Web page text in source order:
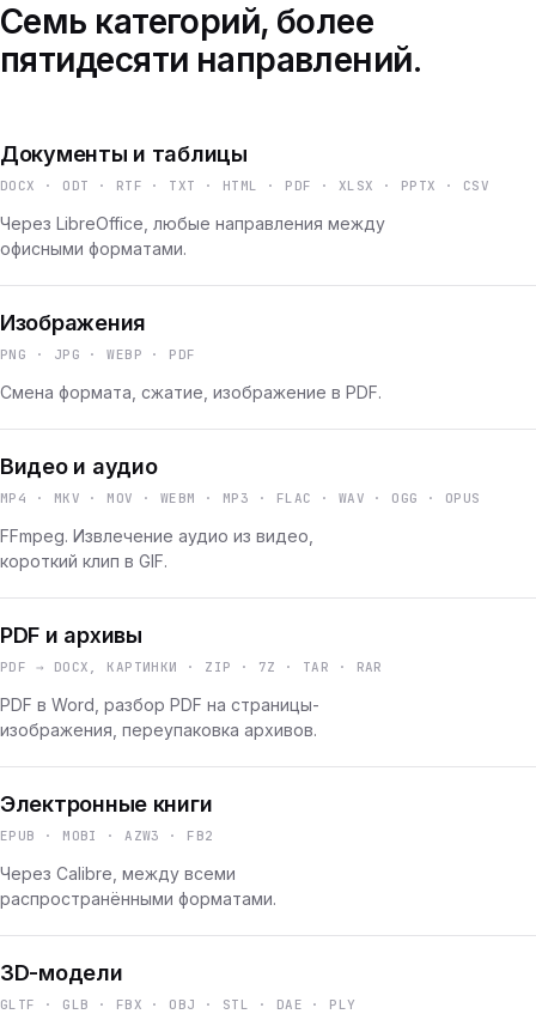
Семь категорий, более
пятидесяти направлений.
Документы и таблицы
DOCX · ODT · RTF · TXT · HTML · PDF · XLSX · PPTX · CSV
Через LibreOffice, любые направления между
офисными форматами.
Изображения
PNG · JPG · WEBP · PDF
Смена формата, сжатие, изображение в PDF.
Видео и аудио
MP4 · MKV · MOV · WEBM · MP3 · FLAC · WAV · OGG · OPUS
FFmpeg. Извлечение аудио из видео,
короткий клип в GIF.
PDF и архивы
PDF → DOCX, КАРТИНКИ · ZIP · 7Z · TAR · RAR
PDF в Word, разбор PDF на страницы-
изображения, переупаковка архивов.
Электронные книги
EPUB · MOBI · AZW3 · FB2
Через Calibre, между всеми
распространёнными форматами.
3D-модели
GLTF · GLB · FBX · OBJ · STL · DAE · PLY